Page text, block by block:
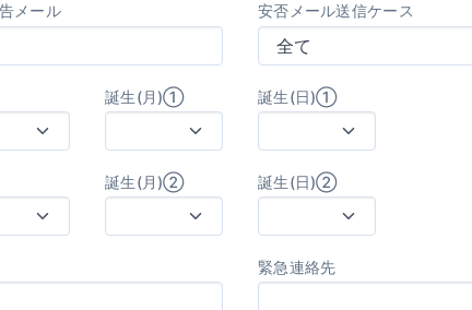
メール 安否メール送信ケース
誕生(月)① 誕生(日)①
誕生(月)② 誕生(日)②
緊急連絡先